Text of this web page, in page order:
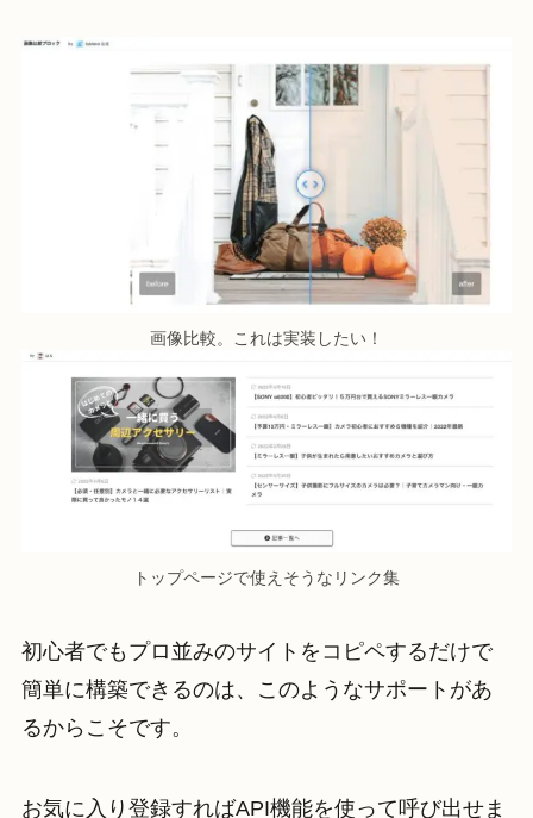
画像比較。これは実装したい！
トップページで使えそうなリンク集
初心者でもプロ並みのサイトをコピペするだけで
簡単に構築できるのは、このようなサポートがあ
るからこそです。
お気に入り登録すればAPI機能を使って呼び出せま